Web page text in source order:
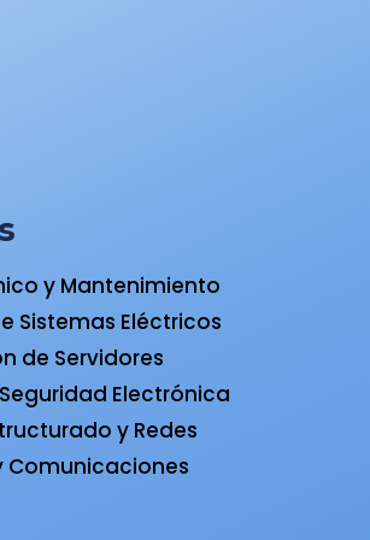
y Mantenimiento
Sistemas Eléctricos
de Servidores
Electrónica
y Redes
Comunicaciones